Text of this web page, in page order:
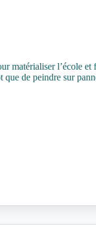
matérialiser l’école et
que de peindre sur